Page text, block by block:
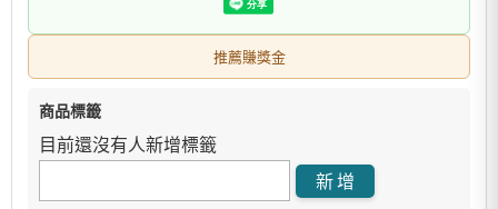
推薦賺獎金
商品標籤
目前還沒有人新增標籤